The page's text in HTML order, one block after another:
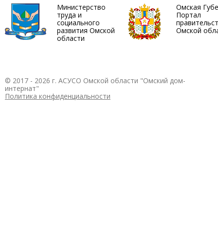
Министерство
труда и
социального
развития Омской
области
Омская
Портал
Омской
© 2017 - 2026 г. АСУСО Омской области "Омский дом-
интернат"
Политика конфиденциальности